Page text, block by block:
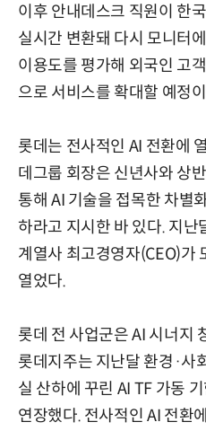
이후 안내데스크 직원이 한
실시간 변환돼 다시 모니터
이용도를 평가해 외국인 고
으로 서비스를 확대할 예정
롯데는 전사적인 AI 전환에
데그룹 회장은 신년사와 상
통해 AI 기술을 접목한 차별
하라고 지시한 바 있다. 지난
계열사 최고경영자(CEO)가
열었다.
롯데 전 사업군은 AI 시너지
롯데지주는 지난달 환경·사
실 산하에 꾸린 AI TF 가동
연장했다. 전사적인 AI 전환